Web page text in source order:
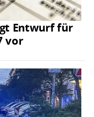
Entwurf für
vor